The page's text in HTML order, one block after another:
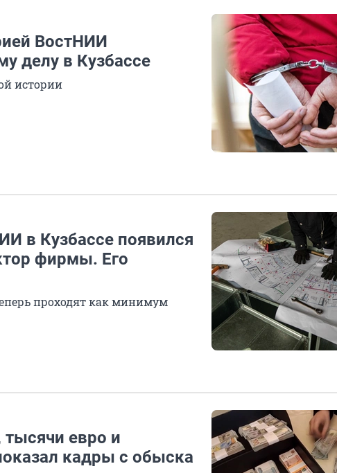
ВостНИИ
делу в Кузбассе
истории
в Кузбассе появился
фирмы. Его
проходят как минимум
евро и
кадры с обыска